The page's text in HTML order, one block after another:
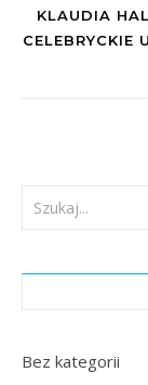
KLAUDIA
CELEBRYCKIE
Bez kategorii